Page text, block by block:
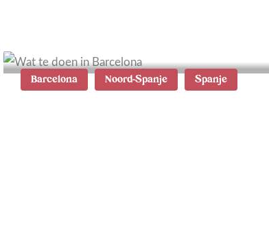
Barcelona Noord-Spanje Spanje